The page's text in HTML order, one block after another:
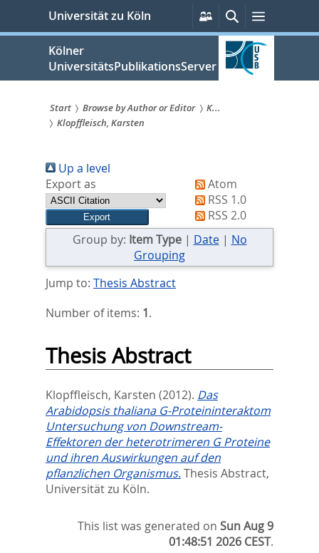
springen
Universität zu Köln
Persönliche
Services
SucheMenü
Kölner
UniversitätsPublikationsServer
Sie
sind
hier:
Start Browse by Author or Editor
K...
Klopffleisch, Karsten
Up a level
Export as
Atom
RSS 1.0
RSS 2.0
Group by: Item Type| Date| No
Grouping
Jump to: Thesis Abstract
Number of items: 1.
Thesis Abstract
Klopffleisch, Karsten (2012). Das
Arabidopsis thaliana G-Proteininteraktom
Untersuchung von Downstream-
Effektoren der heterotrimeren G Proteine
und ihren Auswirkungen auf den
pflanzlichen Organismus.Thesis Abstract,
Universität zu Köln.
This list was generated onSun Aug 9
01:48:51 2026 CEST.